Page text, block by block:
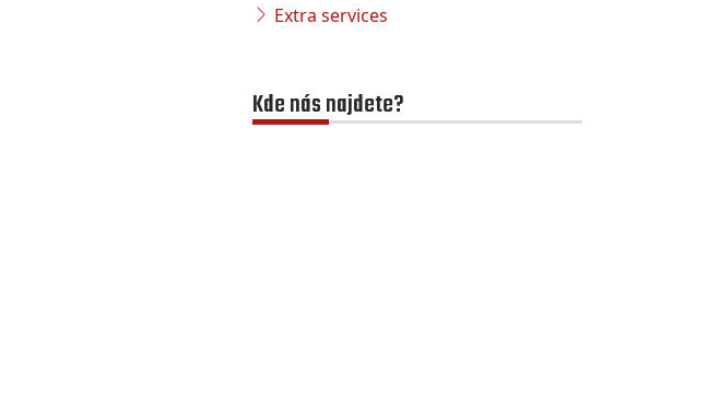
Extra services
Kde nás najdete?